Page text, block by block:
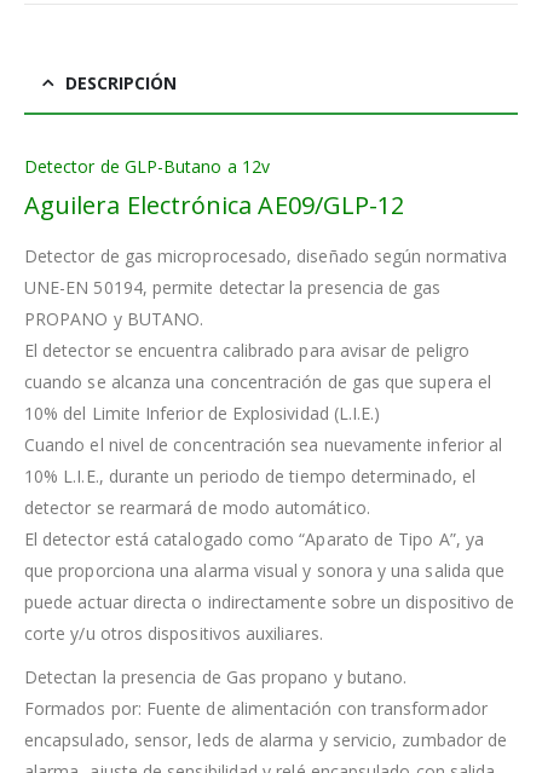
DESCRIPCIÓN
Detector de GLP-Butano a 12v
Aguilera Electrónica AE09/GLP-12
Detector de gas microprocesado, diseñado según normativa
UNE-EN 50194, permite detectar la presencia de gas
PROPANO y BUTANO.
El detector se encuentra calibrado para avisar de peligro
cuando se alcanza una concentración de gas que supera el
10% del Limite Inferior de Explosividad (L.I.E.)
Cuando el nivel de concentración sea nuevamente inferior al
10% L.I.E., durante un periodo de tiempo determinado, el
detector se rearmará de modo automático.
El detector está catalogado como “Aparato de Tipo A”, ya
que proporciona una alarma visual y sonora y una salida que
puede actuar directa o indirectamente sobre un dispositivo de
corte y/u otros dispositivos auxiliares.
Detectan la presencia de Gas propano y butano.
Formados por: Fuente de alimentación con transformador
encapsulado, sensor, leds de alarma y servicio, zumbador de